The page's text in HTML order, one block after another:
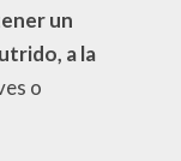
un
a la
o